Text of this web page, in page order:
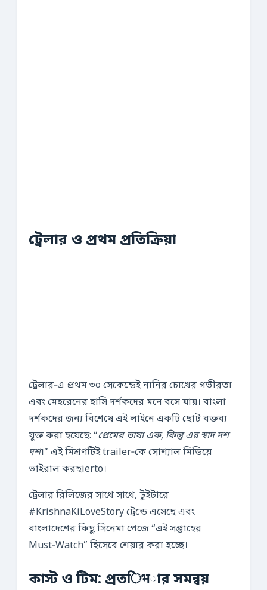
ট্রেলার ও প্রথম প্রতিক্রিয়া
ট্রেলার‑এ প্রথম ৩০ সেকেন্ডেই নানির চোখের গভীরতা
এবং মেহরেনের হাসি দর্শকদের মনে বসে যায়। বাংলা
দর্শকদের জন্য বিশেষে এই লাইনে একটি ছোট বক্তব্য
যুক্ত করা হয়েছে: “প্রেমের ভাষা এক, কিন্তু এর স্বাদ দশ
দশ।” এই মিশ্রণটিই trailer‑কে সোশ্যাল মিডিয়ে
ভাইরাল করছierto।
ট্রেলার রিলিজের সাথে সাথে, টুইটারে
#KrishnaKiLoveStory ট্রেন্ডে এসেছে এবং
বাংলাদেশের কিছু সিনেমা পেজে “এই সপ্তাহের
Must‑Watch” হিসেবে শেয়ার করা হচ্ছে।
কাস্ট ও টিম: প্রতिभার সমন্বয়